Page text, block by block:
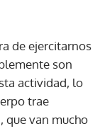
de ejercitarnos
son
actividad, lo
trae
que van mucho